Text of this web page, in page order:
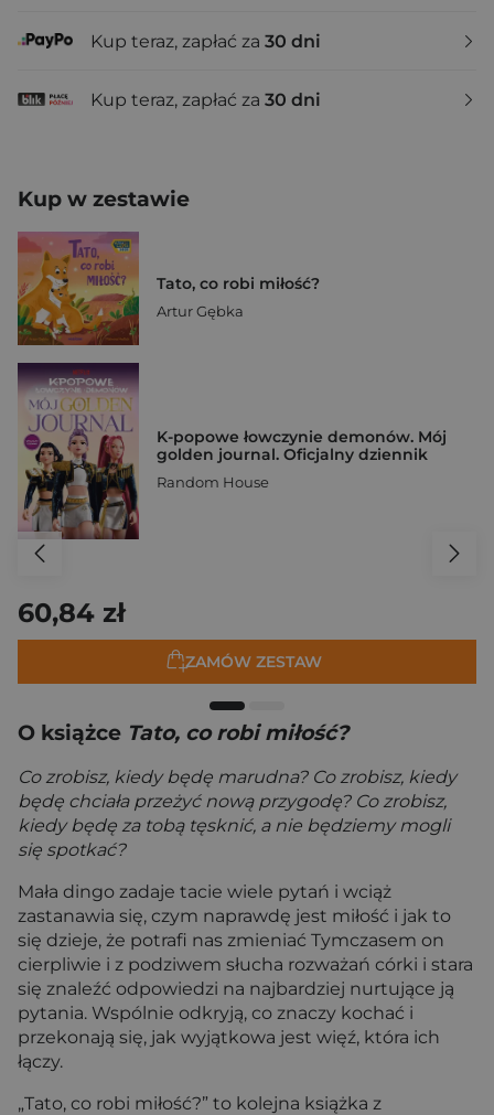
Kup teraz, zapłać za 30 dni
Kup teraz, zapłać za 30 dni
Kup w zestawie
Tato, co robi miłość?
Artur Gębka
K-popowe łowczynie demonów. Mój
golden journal. Oficjalny dziennik
Random House
60,84 zł
ZAMÓW ZESTAW
O książce Tato, co robi miłość?
Co zrobisz, kiedy będę marudna? Co zrobisz, kiedy
będę chciała przeżyć nową przygodę? Co zrobisz,
kiedy będę za tobą tęsknić, a nie będziemy mogli
się spotkać?
Mała dingo zadaje tacie wiele pytań i wciąż
zastanawia się, czym naprawdę jest miłość i jak to
się dzieje, że potrafi nas zmieniać Tymczasem on
cierpliwie i z podziwem słucha rozważań córki i stara
się znaleźć odpowiedzi na najbardziej nurtujące ją
pytania. Wspólnie odkryją, co znaczy kochać i
przekonają się, jak wyjątkowa jest więź, która ich
łączy.
„Tato, co robi miłość?” to kolejna książka z